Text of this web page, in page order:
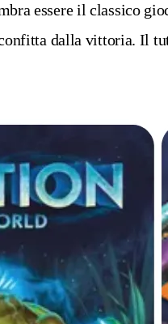
essere il classico
dalla vittoria. Il